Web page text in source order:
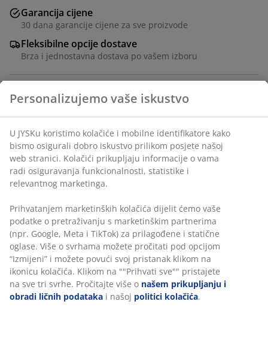
Garancija cijene
30 dana garancije cijene za sve proizvode
Fleksibilne opcije dostave
Brza i jednostavna dostava po vašem izboru
Smeđa vaza od aluminija sa zakrivljenim oblikom.
Tekstura udaraca čekića daje vazi jedinstven izgled.
Ø15xV27 cm
šifra artikla: 4912502
Podaci o proizvodu
Recenzije
(2)
Personalizujemo vaše iskustvo
U JYSKu koristimo kolačiće i mobilne identifikatore kako
bismo osigurali dobro iskustvo prilikom posjete našoj
web stranici. Kolačići prikupljaju informacije o vama
radi osiguravanja funkcionalnosti, statistike i
relevantnog marketinga.
Prihvatanjem marketinških kolačića dijelit ćemo vaše
podatke o pretraživanju s marketinškim partnerima
(npr. Google, Meta i TikTok) za prilagođene i statične
oglase. Više o svrhama možete pročitati pod opcijom
“Izmijeni” i možete povući svoj pristanak klikom na
ikonicu kolačića. Klikom na ""Prihvati sve"" pristajete
na sve tri svrhe. Pročitajte više o našem prikupljanju i
obradi ličnih podataka i našoj politici kolačića.